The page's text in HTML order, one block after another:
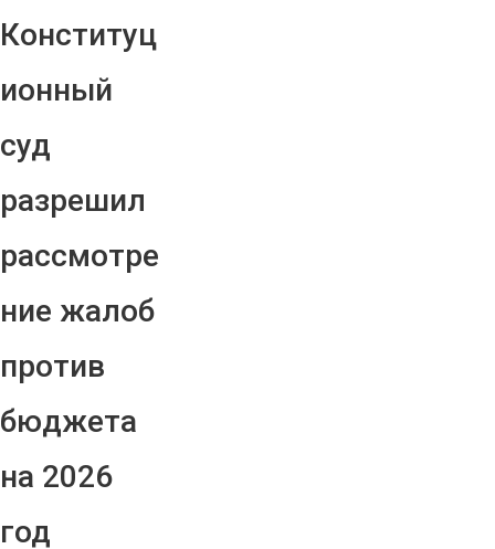
Конституц
ионный
суд
разрешил
рассмотре
ние жалоб
против
бюджета
на 2026
год